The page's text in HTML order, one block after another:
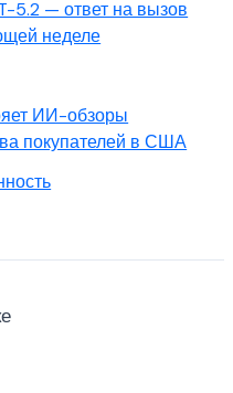
5.2 — ответ на вызов
неделе
ИИ-обзоры
покупателей в США